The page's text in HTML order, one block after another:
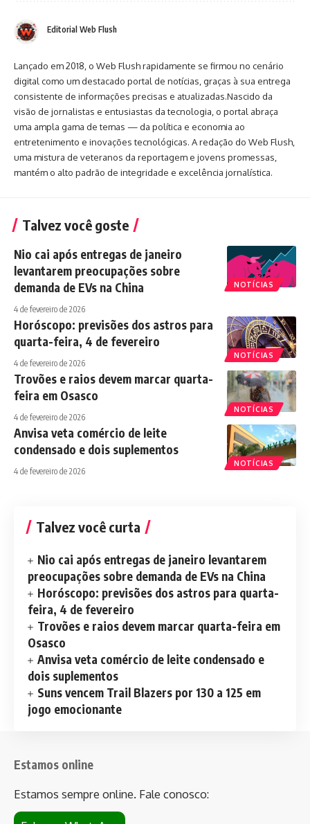
Editorial Web Flush
Lançado em 2018, o Web Flush rapidamente se firmou no cenário
digital como um destacado portal de notícias, graças à sua entrega
consistente de informações precisas e atualizadas.Nascido da
visão de jornalistas e entusiastas da tecnologia, o portal abraça
uma ampla gama de temas — da política e economia ao
entretenimento e inovações tecnológicas. A redação do Web Flush,
uma mistura de veteranos da reportagem e jovens promessas,
mantém o alto padrão de integridade e excelência jornalística.
Talvez você goste
NOTÍCIAS
Nio cai após entregas de janeiro
levantarem preocupações sobre
demanda de EVs na China
4 de fevereiro de 2026
NOTÍCIAS
Horóscopo: previsões dos astros para
quarta-feira, 4 de fevereiro
4 de fevereiro de 2026
NOTÍCIAS
Trovões e raios devem marcar quarta-
feira em Osasco
4 de fevereiro de 2026
NOTÍCIAS
Anvisa veta comércio de leite
condensado e dois suplementos
4 de fevereiro de 2026
Talvez você curta
Nio cai após entregas de janeiro levantarem
preocupações sobre demanda de EVs na China
Horóscopo: previsões dos astros para quarta-
feira, 4 de fevereiro
Trovões e raios devem marcar quarta-feira em
Osasco
Anvisa veta comércio de leite condensado e
dois suplementos
Suns vencem Trail Blazers por 130 a 125 em
jogo emocionante
Estamos online
Estamos sempre online. Fale conosco: